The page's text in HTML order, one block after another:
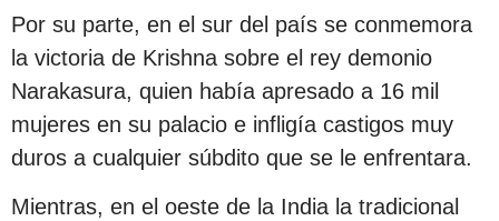
Por su parte, en el sur del país se conmemora
la victoria de Krishna sobre el rey demonio
Narakasura, quien había apresado a 16 mil
mujeres en su palacio e infligía castigos muy
duros a cualquier súbdito que se le enfrentara.
Mientras, en el oeste de la India la tradicional